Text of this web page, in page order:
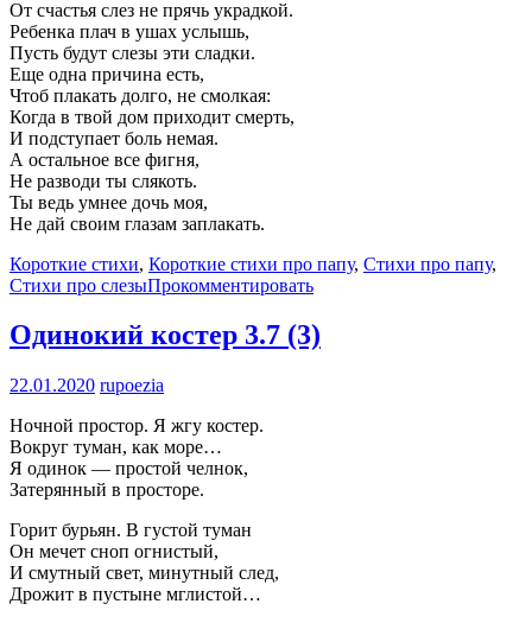
От счастья слез не прячь украдкой.
Ребенка плач в ушах услышь,
Пусть будут слезы эти сладки.
Еще одна причина есть,
Чтоб плакать долго, не смолкая:
Когда в твой дом приходит смерть,
И подступает боль немая.
А остальное все фигня,
Не разводи ты слякоть.
Ты ведь умнее дочь моя,
Не дай своим глазам заплакать.
Короткие стихи, Короткие стихи про папу, Стихи про папу,
Стихи про слезыПрокомментировать
Одинокий костер 3.7 (3)
22.01.2020 rupoezia
Ночной простор. Я жгу костер.
Вокруг туман, как море…
Я одинок — простой челнок,
Затерянный в просторе.
Горит бурьян. В густой туман
Он мечет сноп огнистый,
И смутный свет, минутный след,
Дрожит в пустыне мглистой…